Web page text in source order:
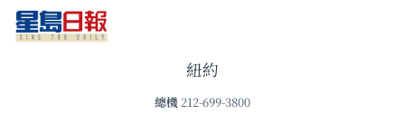
紐約
總機 212-699-3800